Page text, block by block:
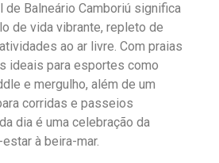
de Balneário Camboriú significa
de vida vibrante, repleto de
ao ar livre. Com praias
ideais para esportes como
e mergulho, além de um
corridas e passeios
dia é uma celebração da
à beira-mar.